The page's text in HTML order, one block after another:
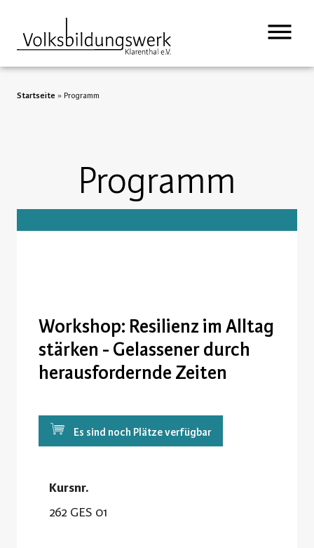
Startseite » Programm
Programm
Workshop: Resilienz im Alltag
stärken - Gelassener durch
herausfordernde Zeiten
Es sind noch Plätze verfügbar
Kursnr.
262 GES 01